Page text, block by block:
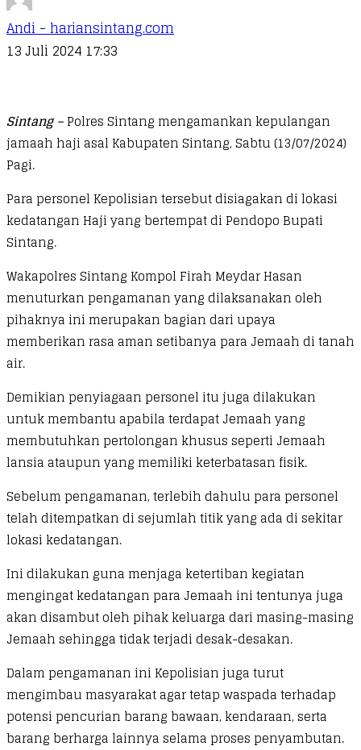
Andi - hariansintang.com
13 Juli 2024 17:33
Sintang –Polres Sintang mengamankan kepulangan
jamaah haji asal Kabupaten Sintang, Sabtu (13/07/2024)
Pagi.
Para personel Kepolisian tersebut disiagakan di lokasi
kedatangan Haji yang bertempat di Pendopo Bupati
Sintang.
Wakapolres Sintang Kompol Firah Meydar Hasan
menuturkan pengamanan yang dilaksanakan oleh
pihaknya ini merupakan bagian dari upaya
memberikan rasa aman setibanya para Jemaah di tanah
air.
Demikian penyiagaan personel itu juga dilakukan
untuk membantu apabila terdapat Jemaah yang
membutuhkan pertolongan khusus seperti Jemaah
lansia ataupun yang memiliki keterbatasan fisik.
Sebelum pengamanan, terlebih dahulu para personel
telah ditempatkan di sejumlah titik yang ada di sekitar
lokasi kedatangan.
Ini dilakukan guna menjaga ketertiban kegiatan
mengingat kedatangan para Jemaah ini tentunya juga
akan disambut oleh pihak keluarga dari masing-masing
Jemaah sehingga tidak terjadi desak-desakan.
Dalam pengamanan ini Kepolisian juga turut
mengimbau masyarakat agar tetap waspada terhadap
potensi pencurian barang bawaan, kendaraan, serta
barang berharga lainnya selama proses penyambutan.